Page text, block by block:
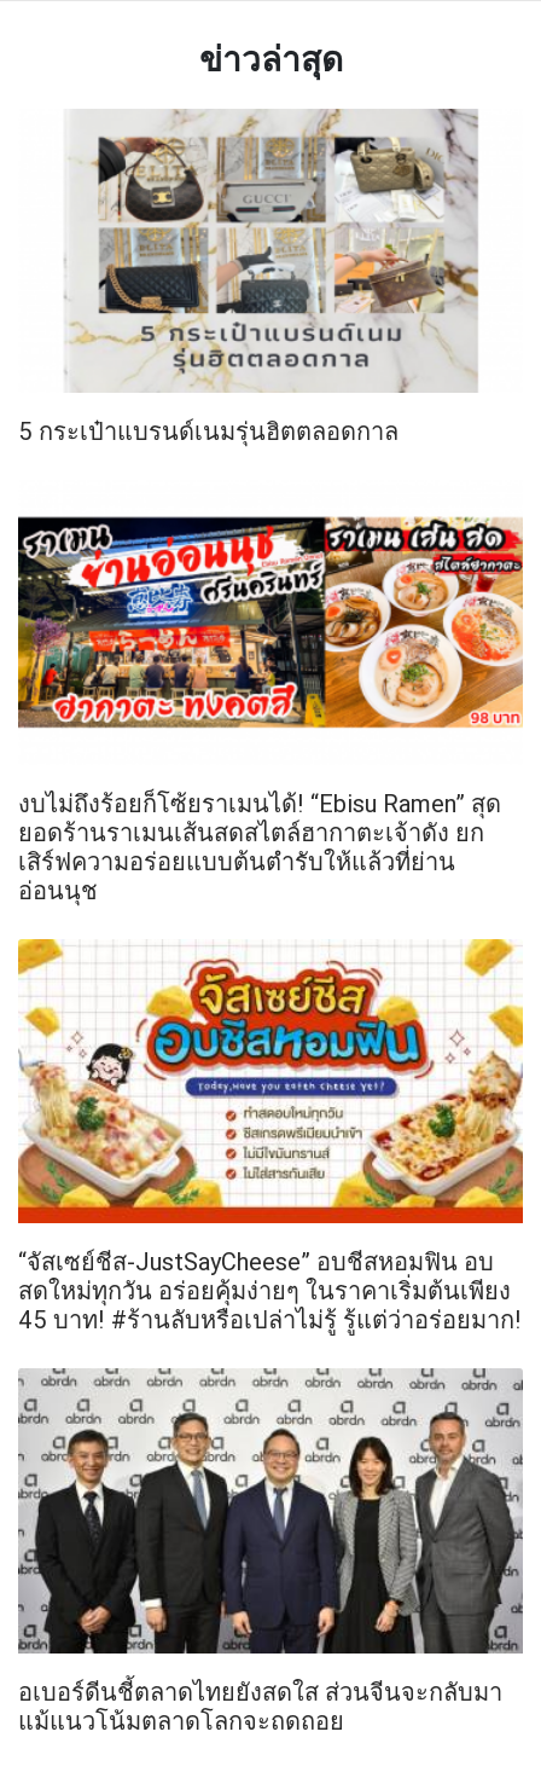
ข่าวล่าสุด
5 กระเป๋าแบรนด์เนมรุ่นฮิตตลอดกาล
งบไม่ถึงร้อยก็โซ้ยราเมนได้! “Ebisu Ramen” สุด
ยอดร้านราเมนเส้นสดสไตล์ฮากาตะเจ้าดัง ยก
เสิร์ฟความอร่อยแบบต้นตำรับให้แล้วที่ย่าน
อ่อนนุช
“จัสเซย์ชีส-JustSayCheese” อบชีสหอมฟิน อบ
สดใหม่ทุกวัน อร่อยคุ้มง่ายๆ ในราคาเริ่มต้นเพียง
45 บาท! #ร้านลับหรือเปล่าไม่รู้ รู้แต่ว่าอร่อยมาก!
อเบอร์ดีนชี้ตลาดไทยยังสดใส ส่วนจีนจะกลับมา
แม้แนวโน้มตลาดโลกจะถดถอย